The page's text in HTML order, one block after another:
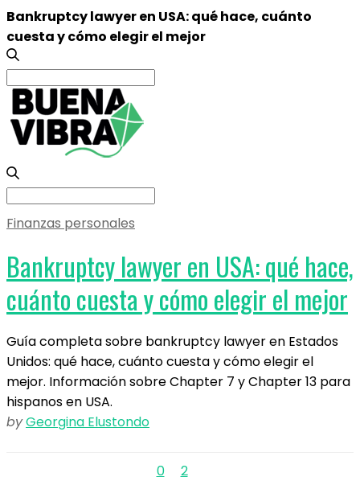
Bankruptcy lawyer en USA: qué hace, cuánto
cuesta y cómo elegir el mejor
Search
for:
Search
for:
Finanzas personales
Bankruptcy lawyer en USA: qué hace,
cuánto cuesta y cómo elegir el mejor
Guía completa sobre bankruptcy lawyer en Estados
Unidos: qué hace, cuánto cuesta y cómo elegir el
mejor. Información sobre Chapter 7 y Chapter 13 para
hispanos en USA.
byGeorgina Elustondo
0 2